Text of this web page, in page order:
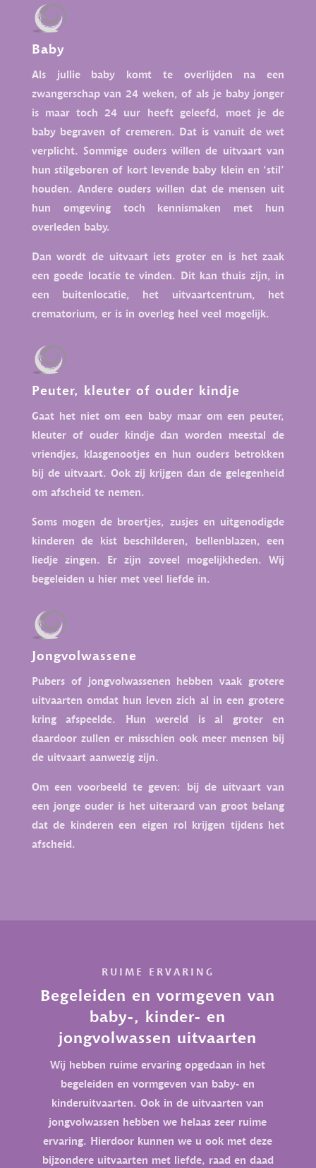
Baby
Als jullie baby komt te overlijden na een
zwangerschap van 24 weken, of als je baby jonger
is maar toch 24 uur heeft geleefd, moet je de
baby begraven of cremeren. Dat is vanuit de wet
verplicht. Sommige ouders willen de uitvaart van
hun stilgeboren of kort levende baby klein en ‘stil’
houden. Andere ouders willen dat de mensen uit
hun omgeving toch kennismaken met hun
overleden baby.
Dan wordt de uitvaart iets groter en is het zaak
een goede locatie te vinden. Dit kan thuis zijn, in
een buitenlocatie, het uitvaartcentrum, het
crematorium, er is in overleg heel veel mogelijk.
Peuter, kleuter of ouder kindje
Gaat het niet om een baby maar om een peuter,
kleuter of ouder kindje dan worden meestal de
vriendjes, klasgenootjes en hun ouders betrokken
bij de uitvaart. Ook zij krijgen dan de gelegenheid
om afscheid te nemen.
Soms mogen de broertjes, zusjes en uitgenodigde
kinderen de kist beschilderen, bellenblazen, een
liedje zingen. Er zijn zoveel mogelijkheden. Wij
begeleiden u hier met veel liefde in.
Jongvolwassene
Pubers of jongvolwassenen hebben vaak grotere
uitvaarten omdat hun leven zich al in een grotere
kring afspeelde. Hun wereld is al groter en
daardoor zullen er misschien ook meer mensen bij
de uitvaart aanwezig zijn.
Om een voorbeeld te geven: bij de uitvaart van
een jonge ouder is het uiteraard van groot belang
dat de kinderen een eigen rol krijgen tijdens het
afscheid.
RUIME ERVARING
Begeleiden en vormgeven van
baby-, kinder- en
jongvolwassen uitvaarten
Wij hebben ruime ervaring opgedaan in het
begeleiden en vormgeven van baby- en
kinderuitvaarten. Ook in de uitvaarten van
jongvolwassen hebben we helaas zeer ruime
ervaring. Hierdoor kunnen we u ook met deze
bijzondere uitvaarten met liefde, raad en daad